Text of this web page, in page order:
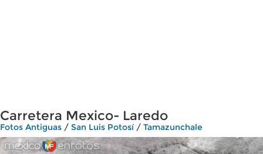
Carretera Mexico- Laredo
Fotos Antiguas / San Luis Potosí / Tamazunchale